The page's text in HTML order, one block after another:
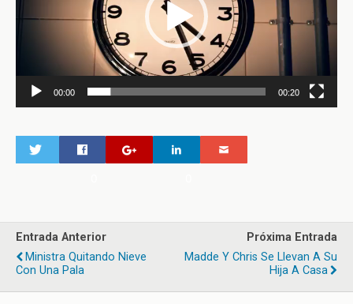
00:00 00:20
Entrada Anterior
Ministra Quitando Nieve
Con Una Pala
Próxima Entrada
Madde Y Chris Se Llevan A Su
Hija A Casa